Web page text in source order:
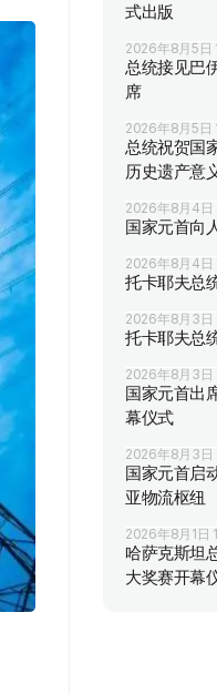
式出版
2026年8月5日
总统接见巴
席
2026年8月5日
总统祝贺国
历史遗产意
2026年8月4日
国家元首向
2026年8月4日
托卡耶夫总
2026年8月3日
托卡耶夫总
2026年8月3日
国家元首出
幕仪式
2026年8月3日
国家元首启
亚物流枢纽
2026年8月1日
哈萨克斯坦
大奖赛开幕